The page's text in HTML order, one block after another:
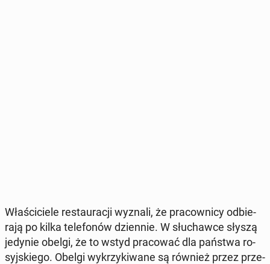
Wła­ści­cie­le re­stau­ra­cji wyznali, że pra­cow­ni­cy od­bie­
ra­ją po kilka te­le­fo­nów dzien­nie. W słu­chaw­ce słyszą
jedynie obelgi, że to wstyd pra­co­wać dla państwa ro­
syj­skie­go. Obelgi wy­krzy­ki­wa­ne są również przez prze­